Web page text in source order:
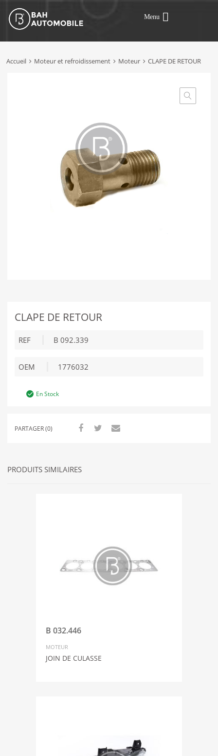
Menu
Accueil Moteur et refroidissement Moteur CLAPE DE RETOUR
CLAPE DE RETOUR
REF B 092.339
OEM 1776032
En Stock
PARTAGER (0)
PRODUITS SIMILAIRES
B 032.446
MOTEUR
JOIN DE CULASSE